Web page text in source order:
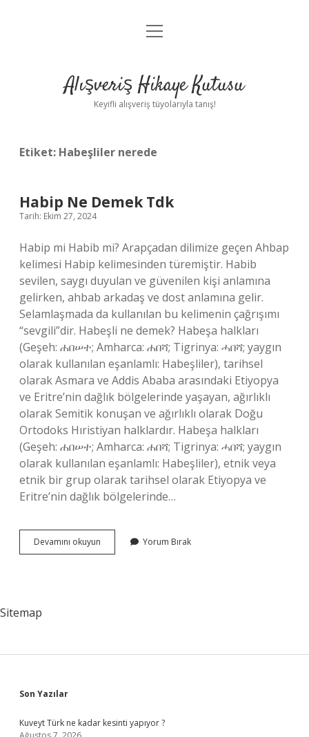
Anasayfa
Yasal Uyarı
menüyü
Alışveriş Hikaye Kutusu
Keyifli alışveriş tüyolarıyla tanış!
Etiket: Habeşliler nerede
Habip Ne Demek Tdk
Tarih: Ekim 27, 2024
Habip mi Habib mi? Arapçadan dilimize geçen Ahbap
kelimesi Habip kelimesinden türemiştir. Habib
sevilen, saygı duyulan ve güvenilen kişi anlamına
gelirken, ahbab arkadaş ve dost anlamına gelir.
Selamlaşmada da kullanılan bu kelimenin çağrışımı
“sevgili”dir. Habeşli ne demek? Habeşa halkları
(Geşeh: ሐበሠተ; Amharca: ሐበሻ; Tigrinya: ሓበሻ; yaygın
olarak kullanılan eşanlamlı: Habeşliler), tarihsel
olarak Asmara ve Addis Ababa arasındaki Etiyopya
ve Eritre’nin dağlık bölgelerinde yaşayan, ağırlıklı
olarak Semitik konuşan ve ağırlıklı olarak Doğu
Ortodoks Hıristiyan halklardır. Habeşa halkları
(Geşeh: ሐበሠተ; Amharca: ሐበሻ; Tigrinya: ሓበሻ; yaygın
olarak kullanılan eşanlamlı: Habeşliler), etnik veya
etnik bir grup olarak tarihsel olarak Etiyopya ve
Eritre’nin dağlık bölgelerinde…
Devamını okuyun
Ne
Yorum Bırak
Sitemap
Sidebar
Son Yazılar
Kuveyt Türk ne kadar kesinti yapıyor ?